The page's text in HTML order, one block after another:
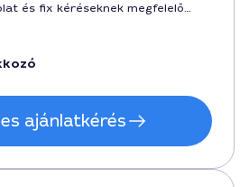
és fix kéréseknek megfelelő
részleteket is. Komplex
ezért ajánlom
ajánlatkérés